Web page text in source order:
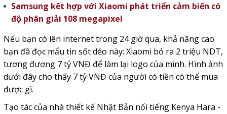
Samsung kết hợp với Xiaomi phát triển cảm biến có
độ phân giải 108 megapixel
Nếu bạn có lên internet trong 24 giờ qua, khả năng cao
bạn đã đọc mẩu tin sốt dẻo này: Xiaomi bỏ ra 2 triệu NDT,
tương đương 7 tỷ VNĐ để làm lại logo của mình. Hình ảnh
dưới đây cho thấy 7 tỷ VNĐ của người có tiền có thể mua
được gì.
Tạo tác của nhà thiết kế Nhật Bản nổi tiếng Kenya Hara -